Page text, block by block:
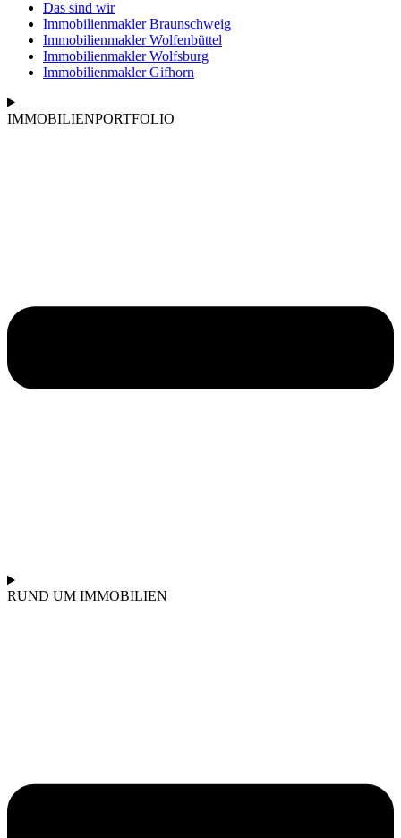
Das sind wir
Immobilienmakler Braunschweig
Immobilienmakler Wolfenbüttel
Immobilienmakler Wolfsburg
Immobilienmakler Gifhorn
IMMOBILIENPORTFOLIO
RUND UM IMMOBILIEN